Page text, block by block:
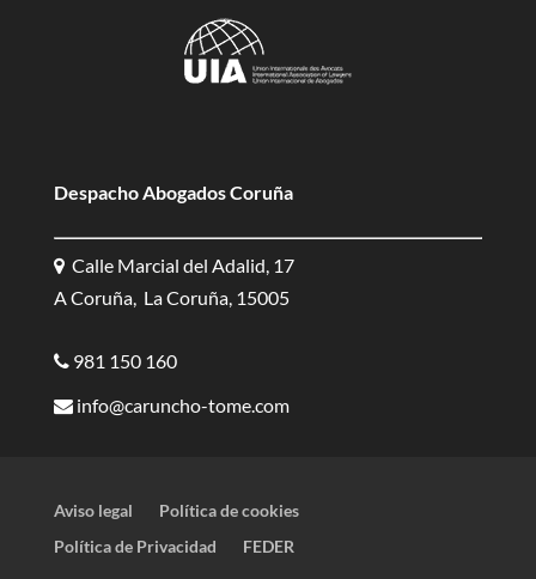
Despacho Abogados Coruña
Calle Marcial del Adalid, 17
A Coruña, La Coruña, 15005
981 150 160
info@caruncho-tome.com
Aviso legal
Política de cookies
Política de Privacidad
FEDER